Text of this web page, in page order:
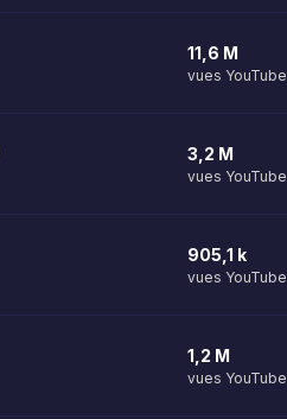
11,6 M
vues YouTube
3,2 M
vues YouTube
905,1 k
vues YouTube
1,2 M
vues YouTube